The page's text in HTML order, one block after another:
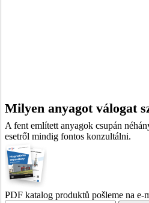
Milyen anyagot válogat
A fent említett anyagok csupán
esetről mindig fontos konzultálni.
PDF katalog produktů pošleme na e-